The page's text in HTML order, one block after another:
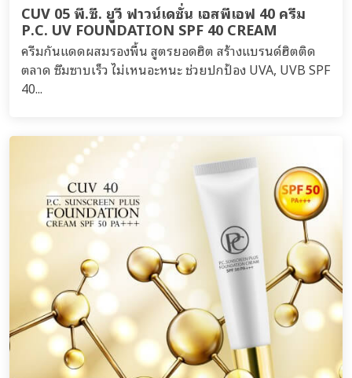
CUV 05 พี.ซี. ยูวี ฟาวน์เดชั่น เอสพีเอฟ 40 ครีม
P.C. UV FOUNDATION SPF 40 CREAM
ครีมกันแดดผสมรองพื้น สูตรยอดฮิต สร้างแบรนด์ฮิตติด
ตลาด ซึมซาบเร็ว ไม่เหนอะหนะ ช่วยปกป้อง UVA, UVB SPF
40...